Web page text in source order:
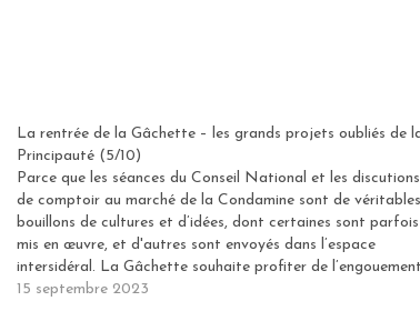
La rentrée de la Gâchette – les grands projets oubliés de
Principauté (5/10)
Parce que les séances du Conseil National et les discutions
de comptoir au marché de la Condamine sont de véritables
bouillons de cultures et d’idées, dont certaines sont parfois
mis en œuvre, et d'autres sont envoyés dans l’espace
intersidéral. La Gâchette souhaite profiter de l’engouement
intellectuel généré par la rentrée…
15 septembre 2023